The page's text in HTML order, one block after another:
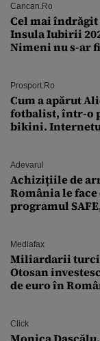
Cancan.ro
Cel mai îndrăgit
Insula Iubirii
Nimeni nu s-ar
Prosport.ro
Cum a apărut
fotbalist, într-o
bikini.
Adevarul
Achizițiile de
România le
programul
Mediafax
Miliardarii turci
Otosan
de euro în
Click